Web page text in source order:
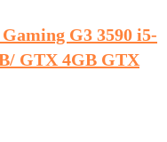
G3 3590 i5-
GTX 4GB GTX